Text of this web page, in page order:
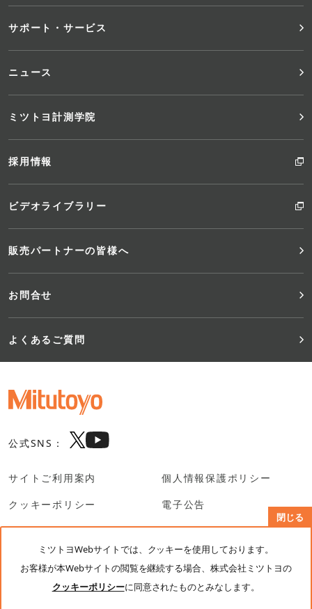
ュ
ー
サポート・サービス
ニュース
ミツトヨ計測学院
採用情報
ビデオライブラリー
販売パートナーの皆様へ
お問合せ
よくあるご質問
公式SNS：
サイトご利用案内
個人情報保護ポリシー
クッキーポリシー
電子公告
SNS利用規約
© Mitutoyo Corporation. All rights reserved.
ミツトヨWebサイトでは、クッキーを使用しております。
お客様が本Webサイトの閲覧を継続する場合、株式会社ミツトヨの
クッキーポリシーに同意されたものとみなします。
閉じる